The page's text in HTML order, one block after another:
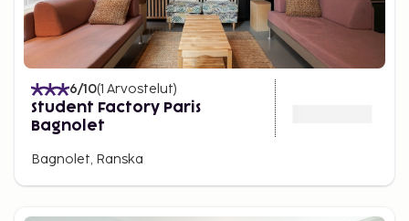
6/10(1 Arvostelut)
Student Factory Paris
Bagnolet
Bagnolet, Ranska